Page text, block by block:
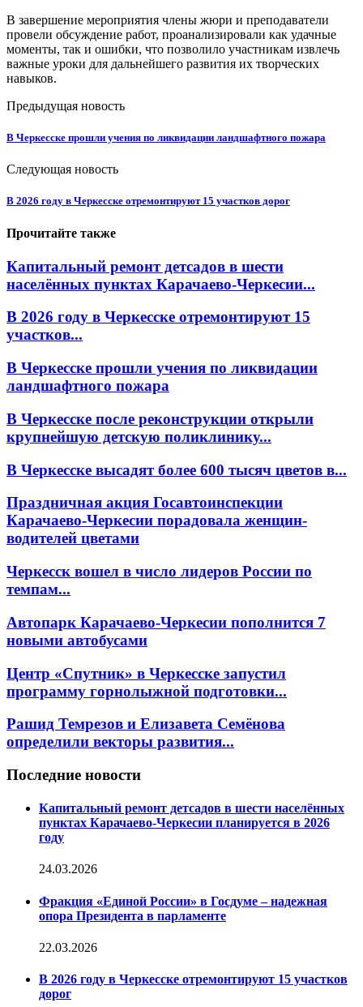
В завершение мероприятия члены жюри и преподаватели
провели обсуждение работ, проанализировали как удачные
моменты, так и ошибки, что позволило участникам извлечь
важные уроки для дальнейшего развития их творческих
навыков.
Предыдущая новость
В Черкесске прошли учения по ликвидации ландшафтного пожара
Следующая новость
В 2026 году в Черкесске отремонтируют 15 участков дорог
Прочитайте также
Капитальный ремонт детсадов в шести
населённых пунктах Карачаево-Черкесии...
В 2026 году в Черкесске отремонтируют 15
участков...
В Черкесске прошли учения по ликвидации
ландшафтного пожара
В Черкесске после реконструкции открыли
крупнейшую детскую поликлинику...
В Черкесске высадят более 600 тысяч цветов в...
Праздничная акция Госавтоинспекции
Карачаево-Черкесии порадовала женщин-
водителей цветами
Черкесск вошел в число лидеров России по
темпам...
Автопарк Карачаево-Черкесии пополнится 7
новыми автобусами
Центр «Спутник» в Черкесске запустил
программу горнолыжной подготовки...
Рашид Темрезов и Елизавета Семёнова
определили векторы развития...
Последние новости
Капитальный ремонт детсадов в шести населённых
пунктах Карачаево-Черкесии планируется в 2026
году
24.03.2026
Фракция «Единой России» в Госдуме – надежная
опора Президента в парламенте
22.03.2026
В 2026 году в Черкесске отремонтируют 15 участков
дорог